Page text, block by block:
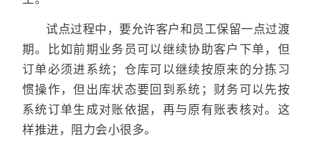
试点过程中，要允许客户和员工保留一点过渡
期。比如前期业务员可以继续协助客户下单，但
订单必须进系统；仓库可以继续按原来的分拣习
惯操作，但出库状态要回到系统；财务可以先按
系统订单生成对账依据，再与原有账表核对。这
样推进，阻力会小很多。